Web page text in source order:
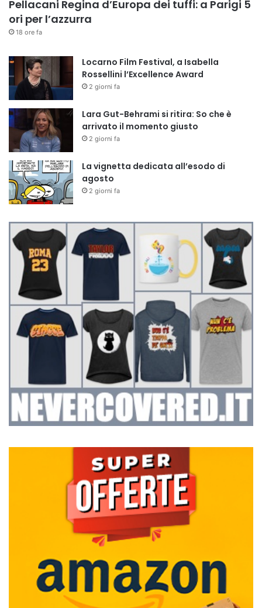
Pellacani Regina d’Europa dei tuffi: a Parigi 5
ori per l’azzurra
18 ore fa
Locarno Film Festival, a Isabella
Rossellini l’Excellence Award
2 giorni fa
Lara Gut-Behrami si ritira: So che è
arrivato il momento giusto
2 giorni fa
La vignetta dedicata all’esodo di
agosto
2 giorni fa